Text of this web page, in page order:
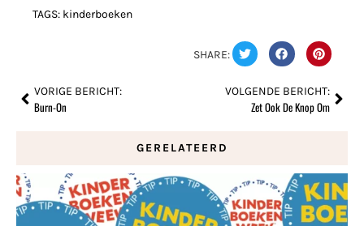
TAGS: kinderboeken
SHARE:
VORIGE BERICHT:
Burn-On
VOLGENDE BERICHT:
Zet Ook De Knop Om
GERELATEERD